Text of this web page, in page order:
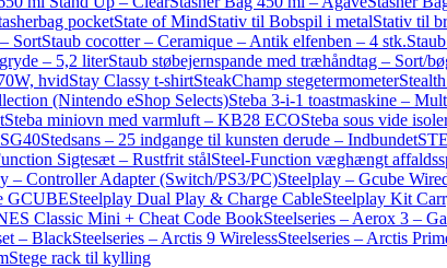
pocketState of MindStativ til Bobspil i metalStativ til
SortStaub cocotter – Ceramique – Antik elfenben – 4 stk.
– 5,2 literStaub støbejernspande med træhåndtag – Sort/
hvidStay Classy t-shirtSteakChamp stegetermometer
(Nintendo eShop Selects)Steba 3-i-1 toastmaskine –
Steba miniovn med varmluft – KB28 ECOSteba sous vide
Stedsans – 25 indgange til kunsten derude – Indbundet
Sigtesæt – Rustfrit stålSteel-Function væghængt
– Controller Adapter (Switch/PS3/PC)Steelplay – Gcube
GCUBESteelplay Dual Play & Charge CableSteelplay Kit
Classic Mini + Cheat Code BookSteelseries – Aerox 3 –
– BlackSteelseries – Arctis 9 WirelessSteelseries – Arctis
Stege rack til kylling